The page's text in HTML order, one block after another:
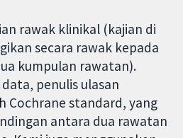
rawak klinikal (kajian di
secara rawak kepada
kumpulan rawatan).
penulis ulasan
Cochrane standard, yang
antara dua rawatan